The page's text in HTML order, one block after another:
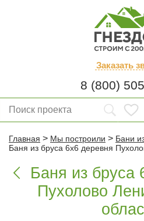
Заказать
8 (800)
Главная > Мы построили > Бани
Баня из бруса 6х6 деревня

Баня из бруса
Пухолово